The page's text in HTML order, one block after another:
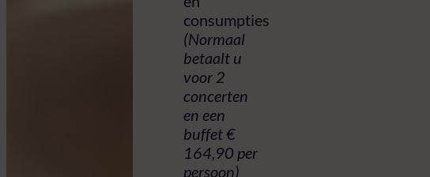
consumpties
(Normaal
betaalt u
voor 2
concerten
en een
buffet €
164,90 per
persoon)